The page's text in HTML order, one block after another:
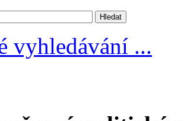
vyhledávání ...